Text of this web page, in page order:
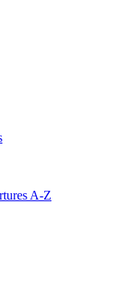
A-Z